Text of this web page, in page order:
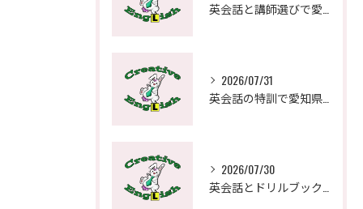
2026/07/31
2026/07/30